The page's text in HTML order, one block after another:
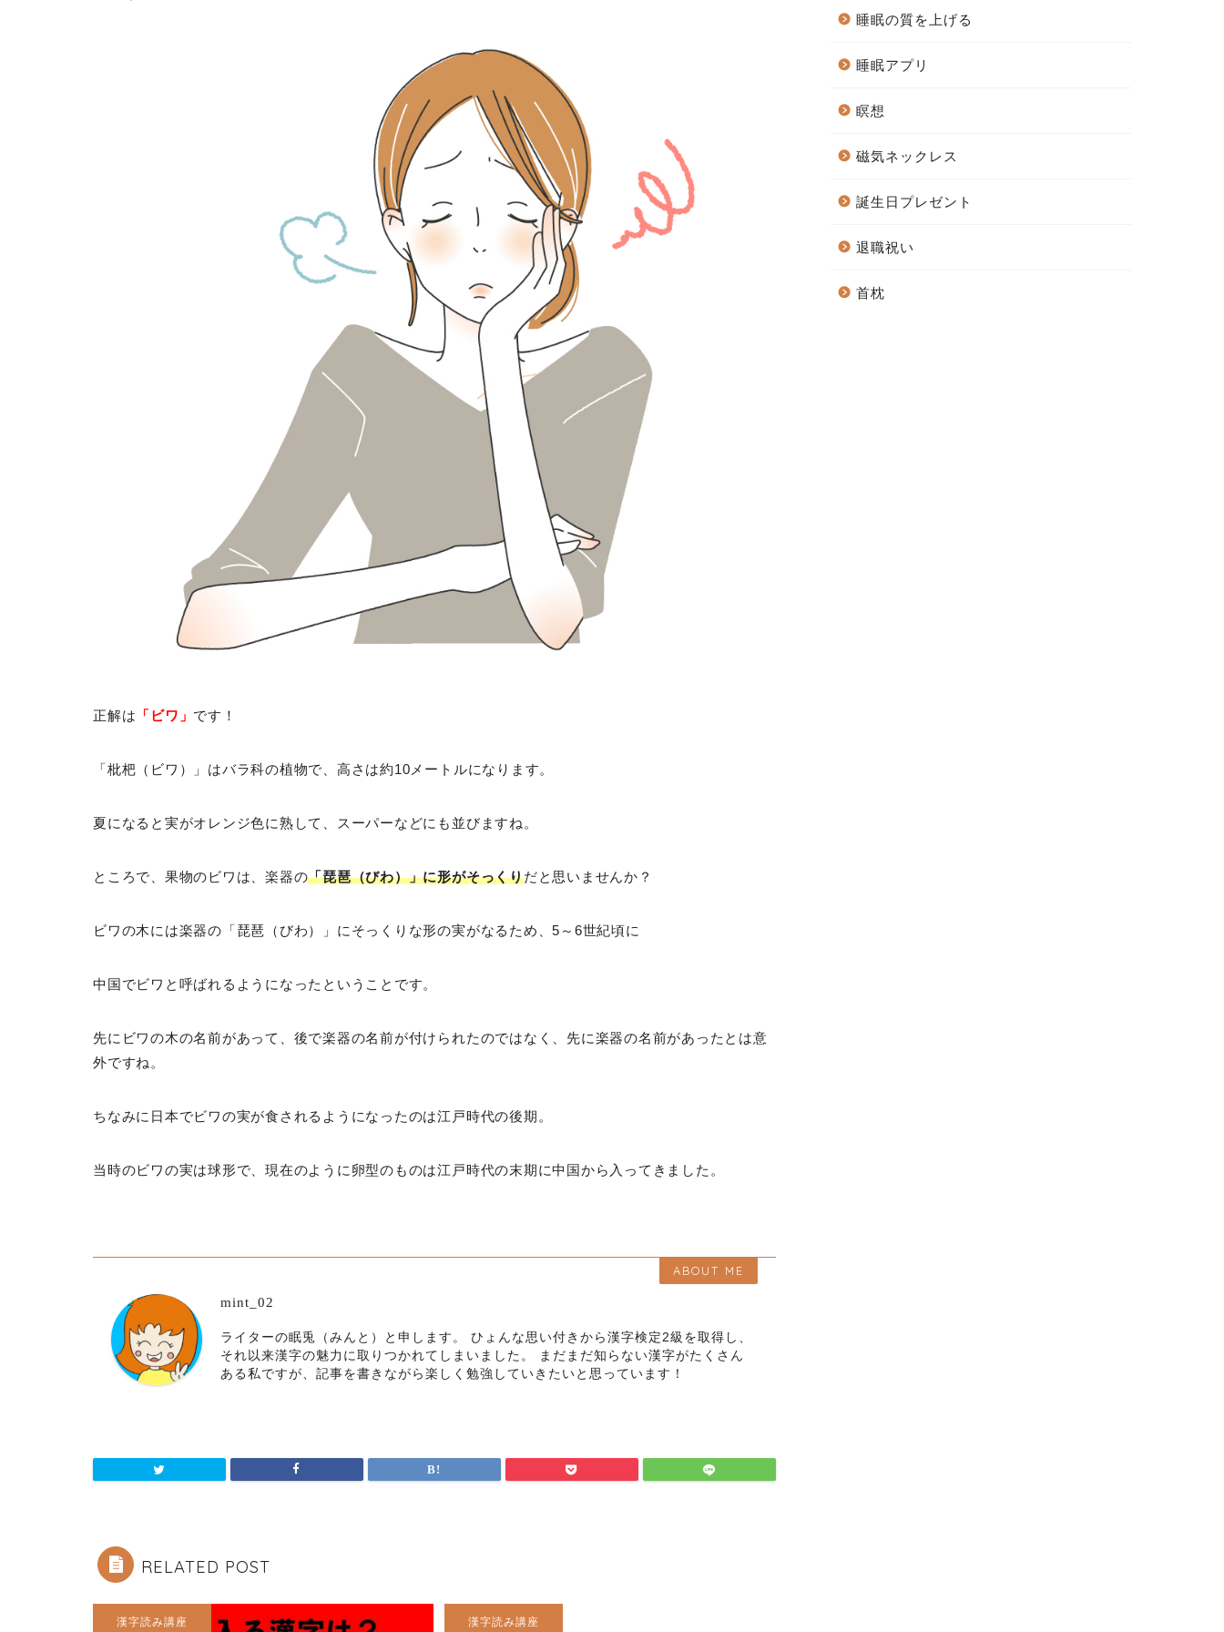
正解は 「ビワ」 です！
「枇杷（ビワ）」はバラ科の植物で、高さは約10メートルになります。
夏になると実がオレンジ色に熟して、スーパーなどにも並びますね。
ところで、果物のビワは、楽器の「琵琶（びわ）」に形がそっくりだと思いませんか？
ビワの木には楽器の「琵琶（びわ）」にそっくりな形の実がなるため、5～6世紀頃に
中国でビワと呼ばれるようになったということです。
先にビワの木の名前があって、後で楽器の名前が付けられたのではなく、先に楽器の名前があったとは意
外ですね。
ちなみに日本でビワの実が食されるようになったのは江戸時代の後期。
当時のビワの実は球形で、現在のように卵型のものは江戸時代の末期に中国から入ってきました。
ABOUT ME
mint_02
ライターの眠兎（みんと）と申します。 ひょんな思い付きから漢字検定2級を取得し、
それ以来漢字の魅力に取りつかれてしまいました。 まだまだ知らない漢字がたくさん
ある私ですが、記事を書きながら楽しく勉強していきたいと思っています！
RELATED POST
漢字読み講座 漢字読み講座
睡眠の質を上げる
睡眠アプリ
瞑想
磁気ネックレス
誕生日プレゼント
退職祝い
首枕